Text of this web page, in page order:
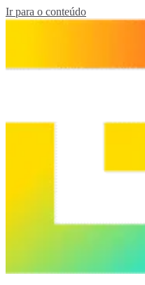
Ir para o conteúdo